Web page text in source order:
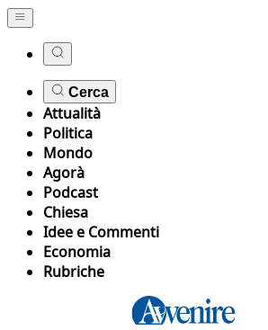
Cerca
Attualità
Politica
Mondo
Agorà
Podcast
Chiesa
Idee e Commenti
Economia
Rubriche